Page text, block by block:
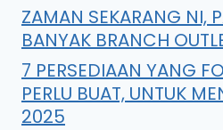
ZAMAN SEKARANG NI,
BANYAK BRANCH
7 PERSEDIAAN YANG
PERLU BUAT, UNTUK
2025